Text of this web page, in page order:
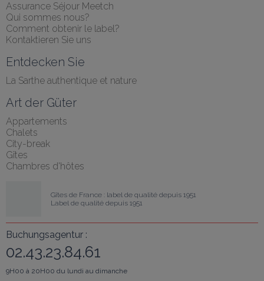
Assurance Séjour Meetch
Qui sommes nous?
Comment obtenir le label?
Kontaktieren Sie uns
Entdecken Sie
La Sarthe authentique et nature
Art der Güter
Appartements
Chalets
City-break
Gîtes
Chambres d'hôtes
Gîtes de France : label de qualité depuis 1951
Label de qualité depuis 1951
Buchungsagentur :
02.43.23.84.61
9H00 à 20H00 du lundi au dimanche